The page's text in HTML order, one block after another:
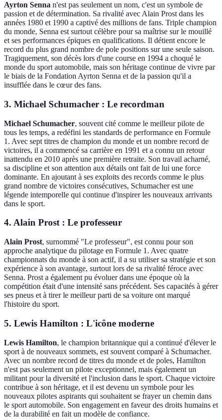
Ayrton Senna n'est pas seulement un nom, c'est un symbole de
passion et de détermination. Sa rivalité avec Alain Prost dans les
années 1980 et 1990 a captivé des millions de fans. Triple champion
du monde, Senna est surtout célèbre pour sa maîtrise sur le mouillé
et ses performances épiques en qualifications. Il détient encore le
record du plus grand nombre de pole positions sur une seule saison.
Tragiquement, son décès lors d'une course en 1994 a choqué le
monde du sport automobile, mais son héritage continue de vivre par
le biais de la Fondation Ayrton Senna et de la passion qu'il a
insufflée dans le cœur des fans.
3. Michael Schumacher : Le recordman
Michael Schumacher, souvent cité comme le meilleur pilote de
tous les temps, a redéfini les standards de performance en Formule
1. Avec sept titres de champion du monde et un nombre record de
victoires, il a commencé sa carrière en 1991 et a connu un retour
inattendu en 2010 après une première retraite. Son travail acharné,
sa discipline et son attention aux détails ont fait de lui une force
dominante. En ajoutant à ses exploits des records comme le plus
grand nombre de victoires consécutives, Schumacher est une
légende intemporelle qui continue d'inspirer les nouveaux arrivants
dans le sport.
4. Alain Prost : Le professeur
Alain Prost, surnommé "Le professeur", est connu pour son
approche analytique du pilotage en Formule 1. Avec quatre
championnats du monde à son actif, il a su utiliser sa stratégie et son
expérience à son avantage, surtout lors de sa rivalité féroce avec
Senna. Prost a également pu évoluer dans une époque où la
compétition était d'une intensité sans précédent. Ses capacités à gérer
ses pneus et à tirer le meilleur parti de sa voiture ont marqué
l'histoire du sport.
5. Lewis Hamilton : L'icône moderne
Lewis Hamilton, le champion britannique qui a continué d'élever le
sport à de nouveaux sommets, est souvent comparé à Schumacher.
Avec un nombre record de titres du monde et de poles, Hamilton
n'est pas seulement un pilote exceptionnel, mais également un
militant pour la diversité et l'inclusion dans le sport. Chaque victoire
contribue à son héritage, et il est devenu un symbole pour les
nouveaux pilotes aspirants qui souhaitent se frayer un chemin dans
le sport automobile. Son engagement en faveur des droits humains et
de la durabilité en fait un modèle de confiance.